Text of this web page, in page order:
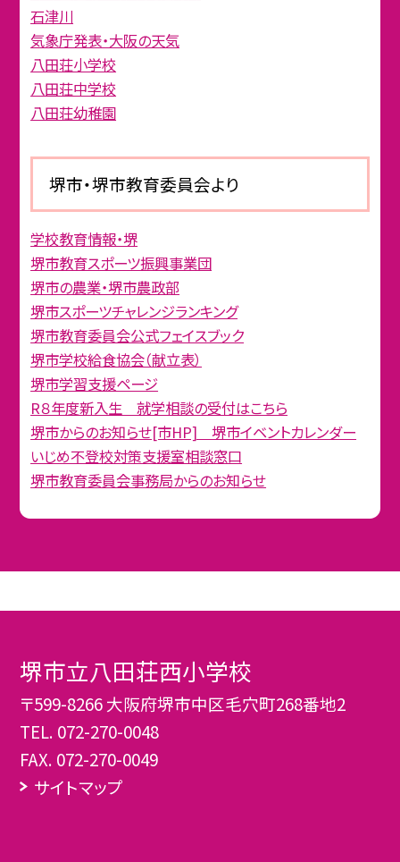
石津川
気象庁発表・大阪の天気
八田荘小学校
八田荘中学校
八田荘幼稚園
堺市・堺市教育委員会より
学校教育情報・堺
堺市教育スポーツ振興事業団
堺市の農業・堺市農政部
堺市スポーツチャレンジランキング
堺市教育委員会公式フェイスブック
堺市学校給食協会（献立表）
堺市学習支援ページ
R８年度新入生 就学相談の受付はこちら
堺市からのお知らせ[市HP] 堺市イベントカレンダー
いじめ不登校対策支援室相談窓口
堺市教育委員会事務局からのお知らせ
堺市立八田荘西小学校
〒599-8266 大阪府堺市中区毛穴町268番地2
TEL. 072-270-0048
FAX. 072-270-0049
サイトマップ